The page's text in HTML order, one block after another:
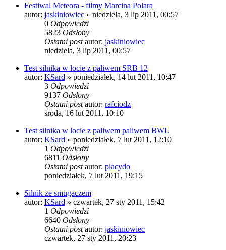
Festiwal Meteora - filmy Marcina Polara
autor: jaskiniowiec » niedziela, 3 lip 2011, 00:57
0 Odpowiedzi
5823 Odsłony
Ostatni postautor: jaskiniowiec
niedziela, 3 lip 2011, 00:57
Test silnika w locie z paliwem SRB 12
autor: KSard » poniedziałek, 14 lut 2011, 10:47
3 Odpowiedzi
9137 Odsłony
Ostatni postautor: rafciodz
środa, 16 lut 2011, 10:10
Test silnika w locie z paliwem paliwem BWL
autor: KSard » poniedziałek, 7 lut 2011, 12:10
1 Odpowiedzi
6811 Odsłony
Ostatni postautor: placydo
poniedziałek, 7 lut 2011, 19:15
Silnik ze smugaczem
autor: KSard » czwartek, 27 sty 2011, 15:42
1 Odpowiedzi
6640 Odsłony
Ostatni postautor: jaskiniowiec
czwartek, 27 sty 2011, 20:23